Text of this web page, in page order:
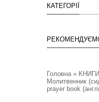
КАТЕГОРІЇ
Головна»
Молитвенник
prayer book